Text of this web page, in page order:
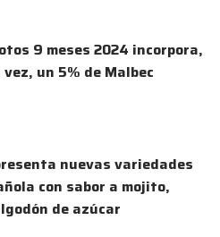
9 meses 2024 incorpora,
un 5% de Malbec
nuevas variedades
con sabor a mojito,
de azúcar